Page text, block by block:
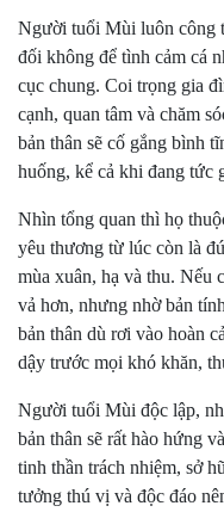
Người tuổi Mùi luôn công
đối không để tình cảm cá
cục chung. Coi trọng gia
cạnh, quan tâm và chăm
bản thân sẽ cố gắng bình
huống, kể cả khi đang tức
Nhìn tổng quan thì họ
yêu thương từ lúc còn là
mùa xuân, hạ và thu. Nếu
vả hơn, nhưng nhờ bản
bản thân dù rơi vào hoàn
dậy trước mọi khó khăn,
Người tuổi Mùi độc lập,
bản thân sẽ rất hào hứng
tinh thần trách nhiệm, sở
tưởng thú vị và độc đáo